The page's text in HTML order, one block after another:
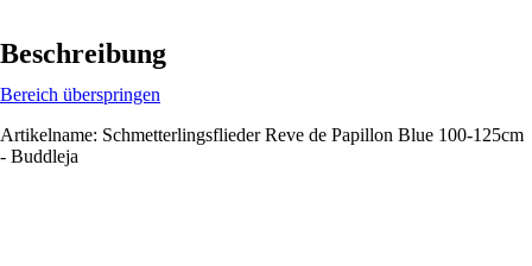
Beschreibung
Bereich überspringen
Artikelname: Schmetterlingsflieder Reve de Papillon Blue 100-125cm
- Buddleja